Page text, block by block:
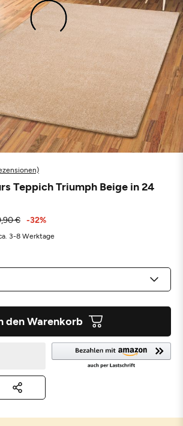
Teppich Triumph Beige in 24
€ -32%
3-8 Werktage
den Warenkorb